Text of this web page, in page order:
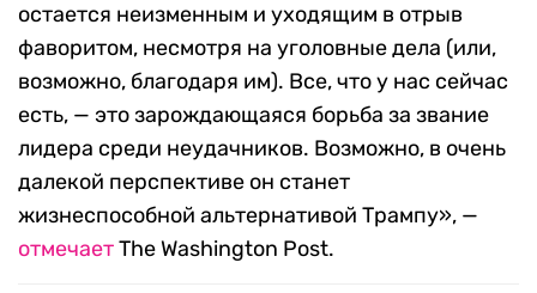
остается неизменным и уходящим в отрыв
фаворитом, несмотря на уголовные дела (или,
возможно, благодаря им). Все, что у нас сейчас
есть, — это зарождающаяся борьба за звание
лидера среди неудачников. Возможно, в очень
далекой перспективе он станет
жизнеспособной альтернативой Трампу», —
отмечаетThe Washington Post.